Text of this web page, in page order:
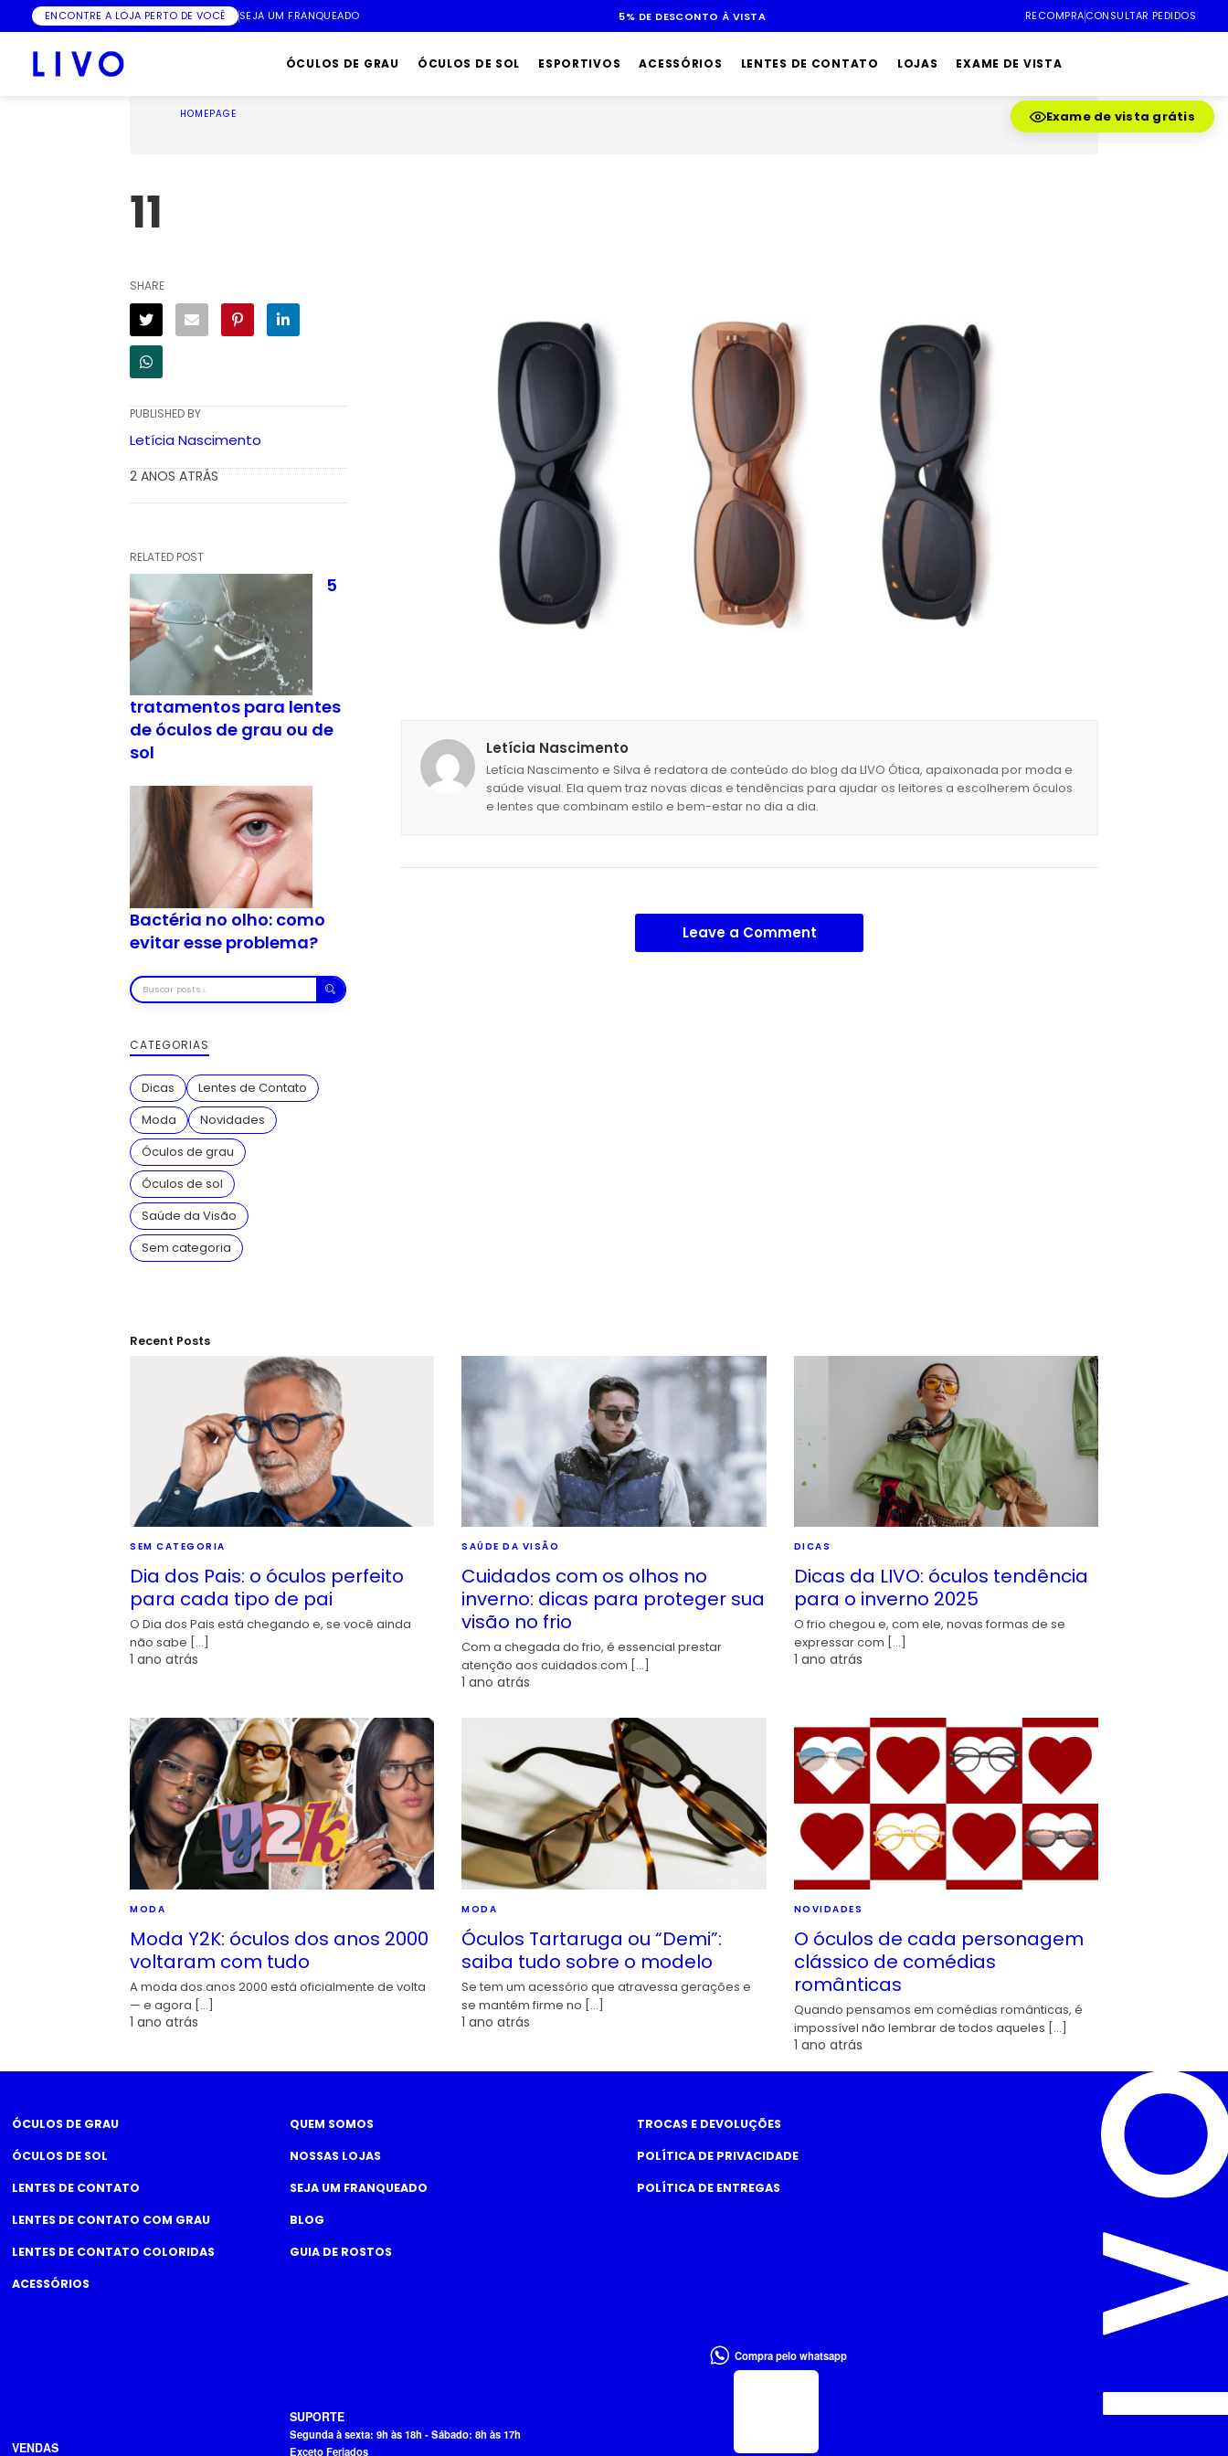
ENCONTRE A LOJA PERTO DE VOCÊ SEJA UM FRANQUEADO ATÉ 10X SEM JUROS RECOMPRACONSULTAR PEDIDOS
ÓCULOS DE GRAU ÓCULOS DE SOL ESPORTIVOS ACESSÓRIOS LENTES DE CONTATO LOJAS EXAME DE VISTA
Exame de vista grátis
HOMEPAGE
11
Letícia Nascimento
Letícia Nascimento e Silva é redatora de conteúdo do blog da LIVO Ótica, apaixonada por moda e
saúde visual. Ela quem traz novas dicas e tendências para ajudar os leitores a escolherem óculos
e lentes que combinam estilo e bem-estar no dia a dia.
Leave a Comment
SHARE
PUBLISHED BY
Letícia Nascimento
2 ANOS ATRÁS
RELATED POST
5
tratamentos para lentes
de óculos de grau ou de
sol
Bactéria no olho: como
evitar esse problema?
Buscar
posts
CATEGORIAS
Dicas
Lentes de Contato
Moda
Novidades
Óculos de grau
Óculos de sol
Saúde da Visão
Sem categoria
Recent Posts
SEM CATEGORIA
Dia dos Pais: o óculos perfeito
para cada tipo de pai
O Dia dos Pais está chegando e, se você ainda
não sabe […]
1 ano atrás
SAÚDE DA VISÃO
Cuidados com os olhos no
inverno: dicas para proteger sua
visão no frio
Com a chegada do frio, é essencial prestar
atenção aos cuidados com […]
1 ano atrás
DICAS
Dicas da LIVO: óculos tendência
para o inverno 2025
O frio chegou e, com ele, novas formas de se
expressar com […]
1 ano atrás
MODA
Moda Y2K: óculos dos anos 2000
voltaram com tudo
A moda dos anos 2000 está oficialmente de volta
— e agora […]
1 ano atrás
MODA
Óculos Tartaruga ou “Demi”:
saiba tudo sobre o modelo
Se tem um acessório que atravessa gerações e
se mantém firme no […]
1 ano atrás
NOVIDADES
O óculos de cada personagem
clássico de comédias
românticas
Quando pensamos em comédias românticas, é
impossível não lembrar de todos aqueles […]
1 ano atrás
ÓCULOS DE GRAU
ÓCULOS DE SOL
LENTES DE CONTATO
LENTES DE CONTATO COM GRAU
LENTES DE CONTATO COLORIDAS
ACESSÓRIOS
VENDAS
QUEM SOMOS
NOSSAS LOJAS
SEJA UM FRANQUEADO
BLOG
GUIA DE ROSTOS
SUPORTE
Segunda à sexta: 9h às 18h - Sábado: 8h às 17h
Exceto Feriados
TROCAS E DEVOLUÇÕES
POLÍTICA DE PRIVACIDADE
POLÍTICA DE ENTREGAS
Compra pelo whatsapp